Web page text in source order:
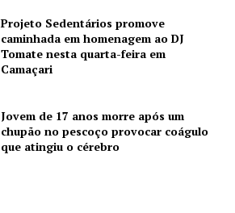
Projeto Sedentários promove
caminhada em homenagem ao DJ
Tomate nesta quarta-feira em
Camaçari
Jovem de 17 anos morre após um
chupão no pescoço provocar coágulo
que atingiu o cérebro